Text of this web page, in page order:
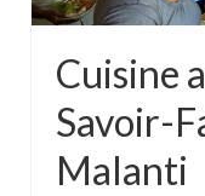
Cuisine
Savoir-
Malanti